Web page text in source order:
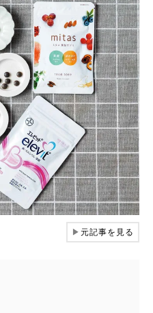
▶元記事を見る